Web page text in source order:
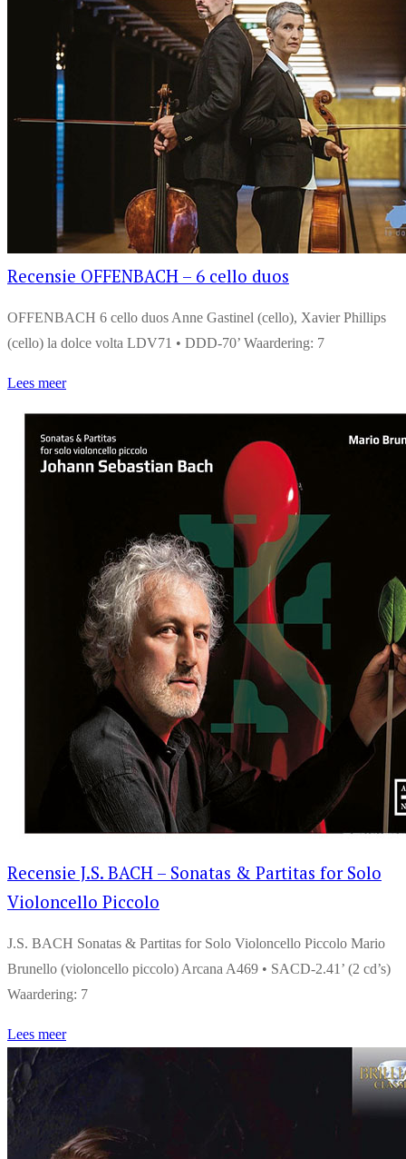
Recensie OFFENBACH – 6 cello duos
OFFENBACH 6 cello duos Anne Gastinel (cello), Xavier Phillips
(cello) la dolce volta LDV71 • DDD-70’ Waardering: 7
Lees meer
Recensie J.S. BACH – Sonatas & Partitas for Solo
Violoncello Piccolo
J.S. BACH Sonatas & Partitas for Solo Violoncello Piccolo Mario
Brunello (violoncello piccolo) Arcana A469 • SACD-2.41’ (2 cd’s)
Waardering: 7
Lees meer